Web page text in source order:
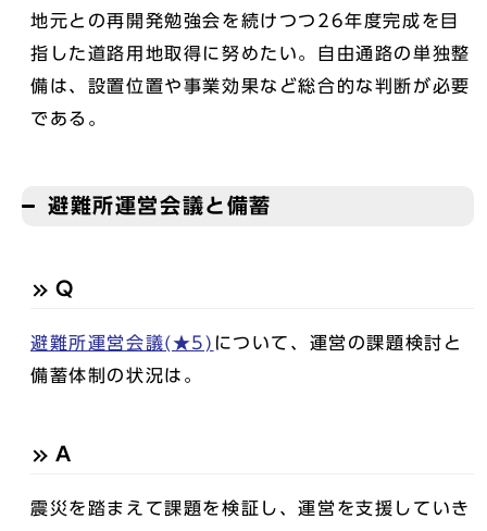
地元との再開発勉強会を続けつつ26年度完成を目
指した道路用地取得に努めたい。自由通路の単独整
備は、設置位置や事業効果など総合的な判断が必要
である。
避難所運営会議と備蓄
Q
避難所運営会議(★5) について、運営の課題検討と
備蓄体制の状況は。
A
震災を踏まえて課題を検証し、運営を支援していき